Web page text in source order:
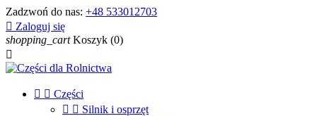
Zadzwoń do nas: +48 533012703
 Zaloguj się
shopping_cart Koszyk (0)

  Części
  Silnik i osprzęt